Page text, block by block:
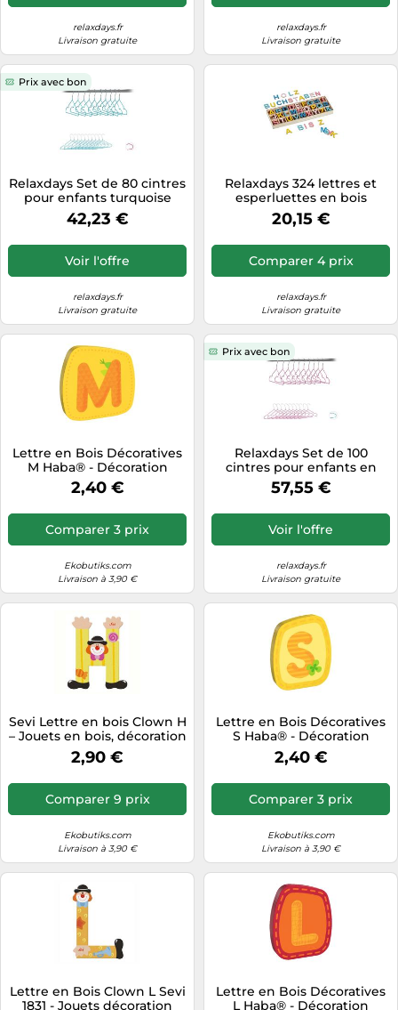
relaxdays.fr
Livraison gratuite
relaxdays.fr
Livraison gratuite
Prix avec bon
Relaxdays Set de 80 cintres
pour enfants turquoise
42,23 €
Voir l'offre
relaxdays.fr
Livraison gratuite
Relaxdays 324 lettres et
esperluettes en bois
20,15 €
Comparer 4 prix
relaxdays.fr
Livraison gratuite
Lettre en Bois Décoratives
M Haba® - Décoration
Chambre
2,40 €
Comparer 3 prix
Ekobutiks.com
Livraison à 3,90 €
Prix avec bon
Relaxdays Set de 100
cintres pour enfants en
rose
57,55 €
Voir l'offre
relaxdays.fr
Livraison gratuite
Sevi Lettre en bois Clown H
– Jouets en bois, décoration
2,90 €
Comparer 9 prix
Ekobutiks.com
Livraison à 3,90 €
Lettre en Bois Décoratives
S Haba® - Décoration
Chambre
2,40 €
Comparer 3 prix
Ekobutiks.com
Livraison à 3,90 €
Lettre en Bois Clown L Sevi
1831 - Jouets décoration
Lettre en Bois Décoratives
L Haba® - Décoration